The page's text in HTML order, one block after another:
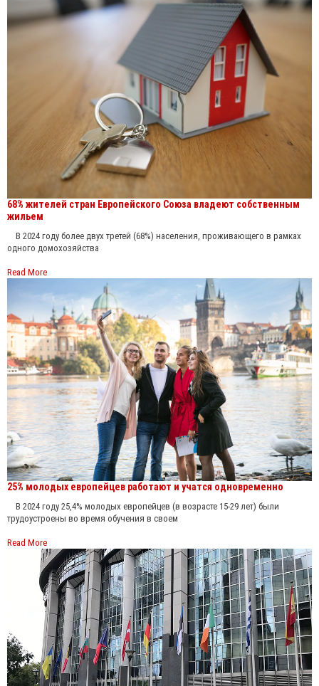
68% жителей стран Европейского Союза владеют собственным
жильем
В 2024 году более двух третей (68%) населения, проживающего в рамках
одного домохозяйства
Read More
25% молодых европейцев работают и учатся одновременно
В 2024 году 25,4% молодых европейцев (в возрасте 15-29 лет) были
трудоустроены во время обучения в своем
Read More